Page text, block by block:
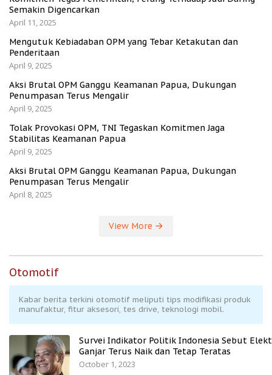
Semakin Digencarkan
April 11, 2025
Mengutuk Kebiadaban OPM yang Tebar Ketakutan dan
Penderitaan
April 9, 2025
Aksi Brutal OPM Ganggu Keamanan Papua, Dukungan
Penumpasan Terus Mengalir
April 9, 2025
Tolak Provokasi OPM, TNI Tegaskan Komitmen Jaga
Stabilitas Keamanan Papua
April 9, 2025
Aksi Brutal OPM Ganggu Keamanan Papua, Dukungan
Penumpasan Terus Mengalir
April 8, 2025
View More
Otomotif
Kabar berita terkini otomotif meliputi tips modifikasi produk
manufaktur, fitur aksesori, tes drive, teknologi mobil.
Survei Indikator Politik Indonesia Sebut
Ganjar Terus Naik dan Tetap Teratas
October 1, 2023